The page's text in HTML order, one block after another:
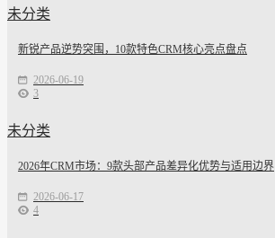
未分类
新锐产品逆势突围，10款特色CRM核心亮点盘点
2026-06-19
3
未分类
2026年CRM市场：9款头部产品差异化优势与适用边界
2026-06-17
4